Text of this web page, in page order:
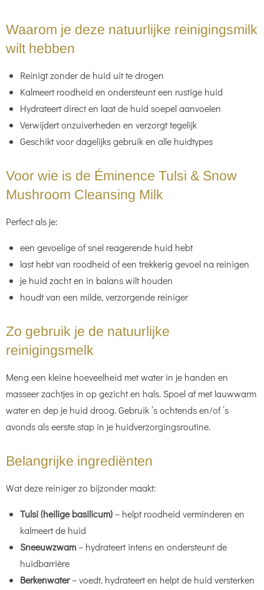
Waarom je deze natuurlijke reinigingsmilk
wilt hebben
Reinigt zonder de huid uit te drogen
Kalmeert roodheid en ondersteunt een rustige huid
Hydrateert direct en laat de huid soepel aanvoelen
Verwijdert onzuiverheden en verzorgt tegelijk
Geschikt voor dagelijks gebruik en alle huidtypes
Voor wie is de Éminence Tulsi & Snow
Mushroom Cleansing Milk
Perfect als je:
een gevoelige of snel reagerende huid hebt
last hebt van roodheid of een trekkerig gevoel na reinigen
je huid zacht en in balans wilt houden
houdt van een milde, verzorgende reiniger
Zo gebruik je de natuurlijke
reinigingsmelk
Meng een kleine hoeveelheid met water in je handen en
masseer zachtjes in op gezicht en hals. Spoel af met lauwwarm
water en dep je huid droog. Gebruik ’s ochtends en/of ’s
avonds als eerste stap in je huidverzorgingsroutine.
Belangrijke ingrediënten
Wat deze reiniger zo bijzonder maakt:
Tulsi (heilige basilicum) – helpt roodheid verminderen en
kalmeert de huid
Sneeuwzwam – hydrateert intens en ondersteunt de
huidbarrière
Berkenwater– voedt, hydrateert en helpt de huid versterken